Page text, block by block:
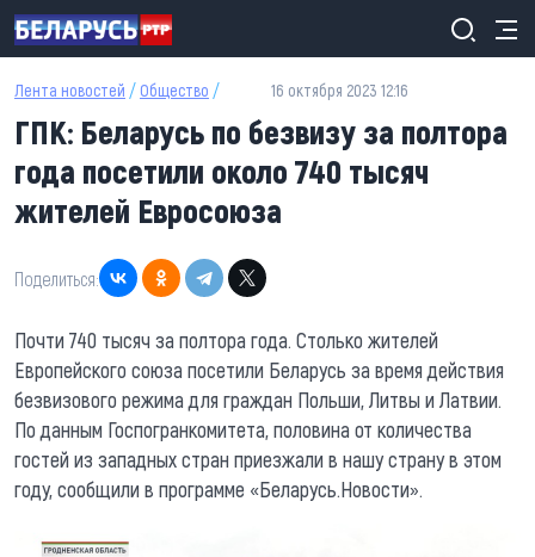
Перейти к основному содержанию
Лента новостей / Общество / 16 октября 2023 12:16
ГПК: Беларусь по безвизу за полтора
года посетили около 740 тысяч
жителей Евросоюза
Поделиться:
Почти 740 тысяч за полтора года. Столько жителей
Европейского союза посетили Беларусь за время действия
безвизового режима для граждан Польши, Литвы и Латвии.
По данным Госпогранкомитета, половина от количества
гостей из западных стран приезжали в нашу страну в этом
году,сообщили в программе «Беларусь.Новости».